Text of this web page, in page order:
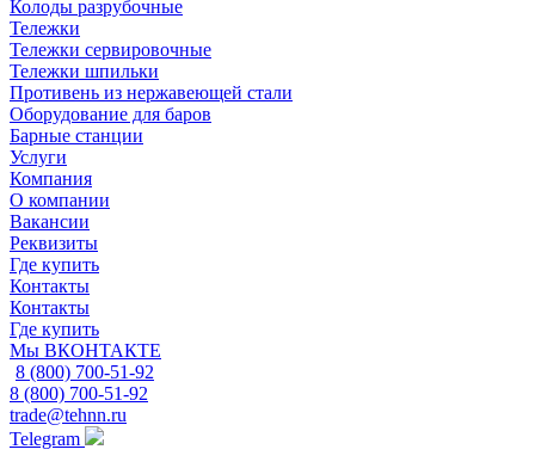
Колоды разрубочные
Тележки
Тележки сервировочные
Тележки шпильки
Противень из нержавеющей стали
Оборудование для баров
Барные станции
Услуги
Компания
О компании
Вакансии
Реквизиты
Где купить
Контакты
Контакты
Где купить
Мы ВКОНТАКТЕ
8 (800) 700-51-92
8 (800) 700-51-92
trade@tehnn.ru
Telegram